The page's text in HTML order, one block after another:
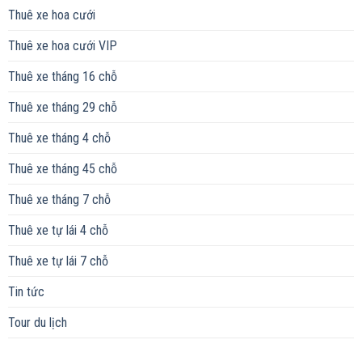
Thuê xe hoa cưới
Thuê xe hoa cưới VIP
Thuê xe tháng 16 chỗ
Thuê xe tháng 29 chỗ
Thuê xe tháng 4 chỗ
Thuê xe tháng 45 chỗ
Thuê xe tháng 7 chỗ
Thuê xe tự lái 4 chỗ
Thuê xe tự lái 7 chỗ
Tin tức
Tour du lịch